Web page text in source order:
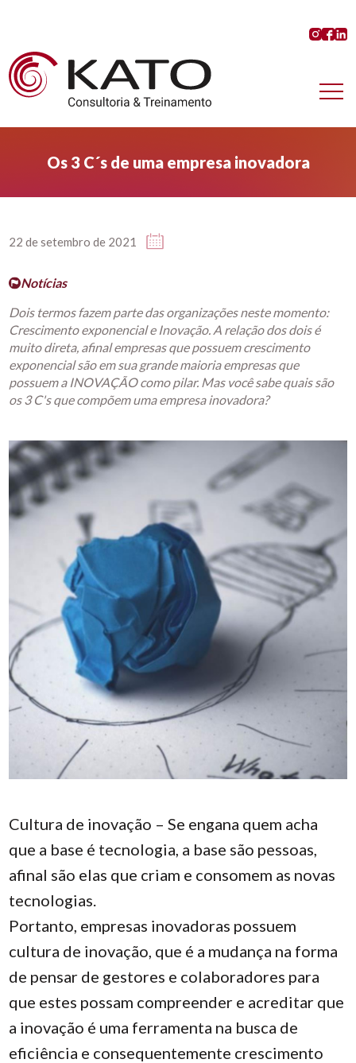
Os 3 C´s de uma empresa inovadora
Notícias
Dois termos fazem parte das organizações neste momento:
Crescimento exponencial e Inovação. A relação dos dois é
muito direta, afinal empresas que possuem crescimento
exponencial são em sua grande maioria empresas que
possuem a INOVAÇÃO como pilar. Mas você sabe quais são
os 3 C's que compõem uma empresa inovadora?
22 de setembro de 2021
Cultura de inovação – Se engana quem acha
que a base é tecnologia, a base são pessoas,
afinal são elas que criam e consomem as novas
tecnologias.
Portanto, empresas inovadoras possuem
cultura de inovação, que é a mudança na forma
de pensar de gestores e colaboradores para
que estes possam compreender e acreditar que
a inovação é uma ferramenta na busca de
eficiência e consequentemente crescimento